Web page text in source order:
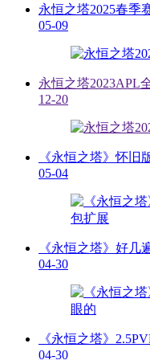
永恒之塔2025春季
05-09
永恒之塔2023APL
12-20
《永恒之塔》怀旧
05-04
《永恒之塔》好几
04-30
《永恒之塔》
04-30